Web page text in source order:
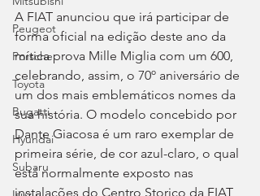
Peugeot
Porsche
Toyota
Bugatti
Hyundai
Subaru
A FIAT anunciou que irá participar de
forma oficial na edição deste ano da
mítica prova Mille Miglia com um 600,
celebrando, assim, o 70º aniversário de
um dos mais emblemáticos nomes da
sua história. O modelo concebido por
Dante Giacosa é um raro exemplar de
primeira série, de cor azul-claro, o qual
está normalmente exposto nas
instalações do Centro Storico da FIAT